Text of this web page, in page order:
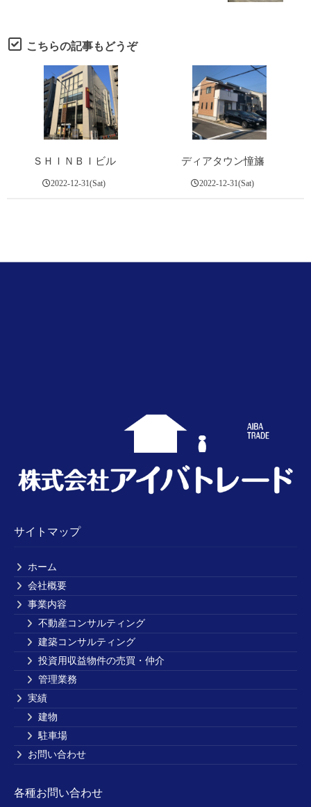
こちらの記事もどうぞ
ＳＨＩＮＢＩビル
2022-12-31(Sat)
ディアタウン憧旛
2022-12-31(Sat)
サイトマップ
ホーム
会社概要
事業内容
不動産コンサルティング
建築コンサルティング
投資用収益物件の売買・仲介
管理業務
実績
建物
駐車場
お問い合わせ
各種お問い合わせ